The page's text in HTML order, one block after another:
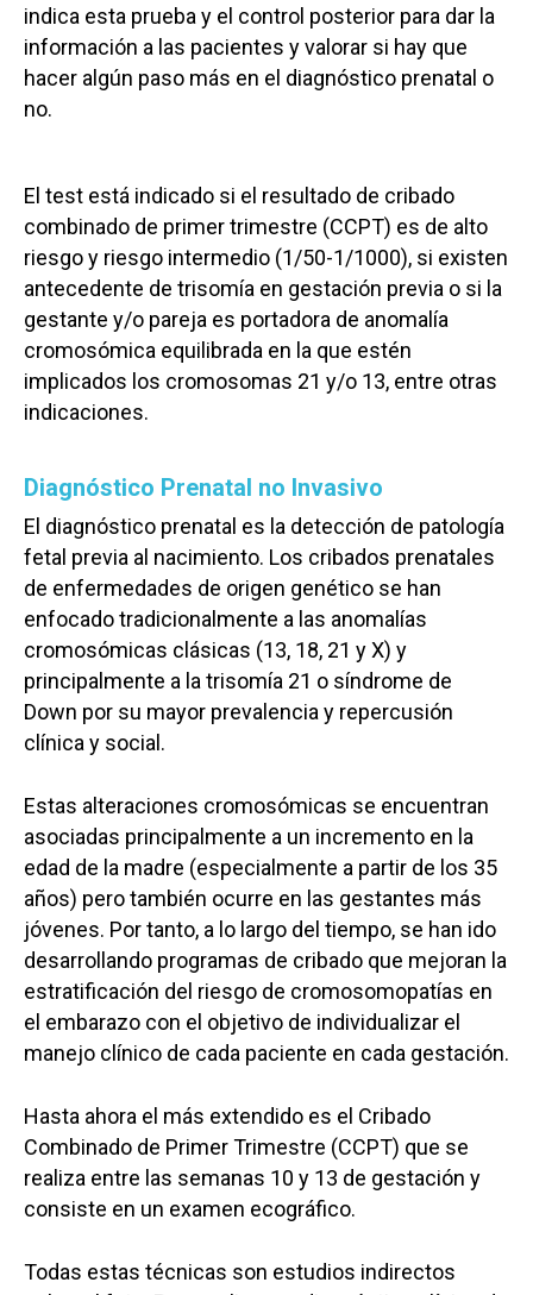
indica esta prueba y el control posterior para dar la
información a las pacientes y valorar si hay que
hacer algún paso más en el diagnóstico prenatal o
no.
El test está indicado si el resultado de cribado
combinado de primer trimestre (CCPT) es de alto
riesgo y riesgo intermedio (1/50-1/1000), si existen
antecedente de trisomía en gestación previa o si la
gestante y/o pareja es portadora de anomalía
cromosómica equilibrada en la que estén
implicados los cromosomas 21 y/o 13, entre otras
indicaciones.
Diagnóstico Prenatal no Invasivo
El diagnóstico prenatal es la detección de patología
fetal previa al nacimiento. Los cribados prenatales
de enfermedades de origen genético se han
enfocado tradicionalmente a las anomalías
cromosómicas clásicas (13, 18, 21 y X) y
principalmente a la trisomía 21 o síndrome de
Down por su mayor prevalencia y repercusión
clínica y social.
Estas alteraciones cromosómicas se encuentran
asociadas principalmente a un incremento en la
edad de la madre (especialmente a partir de los 35
años) pero también ocurre en las gestantes más
jóvenes. Por tanto, a lo largo del tiempo, se han ido
desarrollando programas de cribado que mejoran la
estratificación del riesgo de cromosomopatías en
el embarazo con el objetivo de individualizar el
manejo clínico de cada paciente en cada gestación.
Hasta ahora el más extendido es el Cribado
Combinado de Primer Trimestre (CCPT) que se
realiza entre las semanas 10 y 13 de gestación y
consiste en un examen ecográfico.
Todas estas técnicas son estudios indirectos